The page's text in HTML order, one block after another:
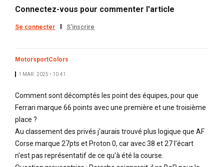
Connectez-vous pour commenter l'article
Se connecter S'inscrire
MotorsportColors
1 MAR. 2025 • 10:41
Comment sont décomptés les point des équipes, pour que
Ferrari marque 66 points avec une première et une troisième
place ?
Au classement des privés j'aurais trouvé plus logique que AF
Corse marque 27pts et Proton 0, car avec 38 et 27 l'écart
n'est pas représentatif de ce qu'à été la course.